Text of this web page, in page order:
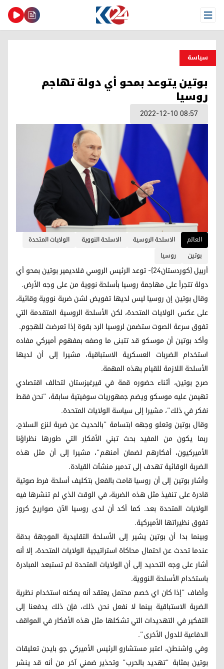
Open Menu
سیاسة
بوتين يتوعد بمحو أي دولة تهاجم
روسيا
2022-12-10 08:57
العالم الاسلحة الروسية الاسلحة النووية
الولايات المتحدة
بوتين
روسيا
أربيل (كوردستان24)- توعد الرئيس الروسي فلاديمير بوتين بمحو أي
دولة تتجرأ على مهاجمة روسيا بأسلحة نووية من على وجه الأرض.
وقال بوتين إن روسيا ليس لديها تفويض لشن ضربة نووية وقائية،
على عكس الولايات المتحدة، لكن الأسلحة الروسية المتقدمة التي
تفوق سرعة الصوت ستضمن لروسيا الرد بقوة إذا تعرضت للهجوم.
وأكد بوتين أن موسكو قد تتبنى ما وصفه بمفهوم أميركي مفاده
استخدام الضربات العسكرية الاستباقية، مشيرا إلى أن لديها
الأسلحة اللازمة للقيام بهذه المهمة.
صرح بوتين، أثناء حضوره قمة في قيرغيزستان لتحالف اقتصادي
تهيمن عليه موسكو ويضم جمهوريات سوفيتية سابقة، ”نحن فقط
نفكر في ذلك”، مشيرا إلى سياسة الولايات المتحدة.
وقال بوتين وتعلو وجهه ابتسامة ”بالحديث عن ضربة لنزع السلاح،
ربما يكون من المفيد بحث تبني الأفكار التي طورها نظراؤنا
الأميركيون، أفكارهم لضمان أمنهم”، مشيرا إلى أن مثل هذه
الضربة الوقائية تهدف إلى تدمير منشآت القيادة.
وأشار بوتين إلى أن روسيا قامت بالفعل بتكليف أسلحة فرط صوتية
قادرة على تنفيذ مثل هذه الضربة، في الوقت الذي لم تنشرها فيه
الولايات المتحدة بعد. كما أكد أن لدى روسيا الآن صواريخ كروز
تفوق نظيراتها الأميركية.
وبينما بدا أن بوتين يشير إلى الأسلحة التقليدية الموجهة بدقة
عندما تحدث عن احتمال محاكاة استراتيجية الولايات المتحدة، إلا أنه
أشار على وجه التحديد إلى أن الولايات المتحدة لم تستبعد المبادرة
باستخدام الأسلحة النووية.
وأضاف ”إذا كان اي خصم محتمل يعتقد أنه يمكنه استخدام نظرية
الضربة الاستباقية بينما لا نفعل نحن ذلك، فإن ذلك يدفعنا إلى
التفكير في التهديدات التي تشكلها مثل هذه الأفكار في المواقف
الدفاعية للدول الأخرى”.
وفي واشنطن، اعتبر مستشارو الرئيس الأميركي جو بايدن تعليقات
بوتين بمثابة ”تهديد بالحرب” وتحذير ضمني آخر من أنه قد ينشر